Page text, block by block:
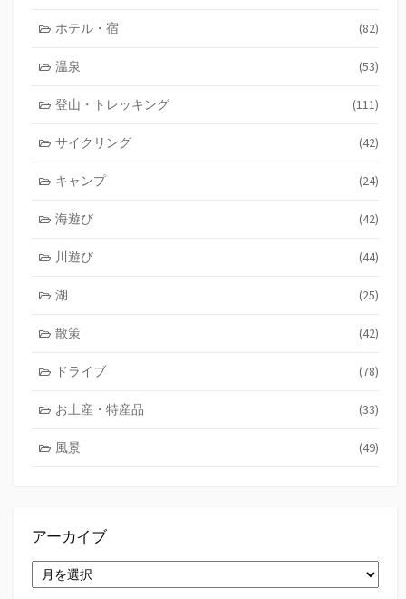
ホテル・宿 (82)
温泉 (53)
登山・トレッキング (111)
サイクリング (42)
キャンプ (24)
海遊び (42)
川遊び (44)
湖 (25)
散策 (42)
ドライブ (78)
お土産・特産品 (33)
風景 (49)
アーカイブ
ー